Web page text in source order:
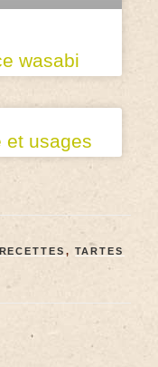
wasabi
et usages
RECETTES , TARTES